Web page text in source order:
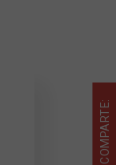
COMPARTE: